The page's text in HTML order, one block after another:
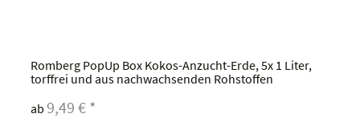
Romberg PopUp Box Kokos-Anzucht-Erde, 5x 1 Liter,
torffrei und aus nachwachsenden Rohstoffen
ab 9,49 € *